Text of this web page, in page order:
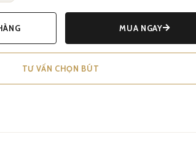
MUA NGAY
TƯ VẤN CHỌN BÚT